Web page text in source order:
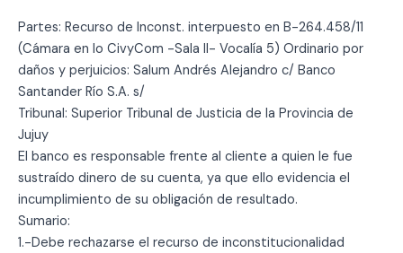
Partes: Recurso de Inconst. interpuesto en B-264.458/11
(Cámara en lo CivyCom -Sala II- Vocalía 5) Ordinario por
daños y perjuicios: Salum Andrés Alejandro c/ Banco
Santander Río S.A. s/
Tribunal: Superior Tribunal de Justicia de la Provincia de
Jujuy
El banco es responsable frente al cliente a quien le fue
sustraído dinero de su cuenta, ya que ello evidencia el
incumplimiento de su obligación de resultado.
Sumario:
1.-Debe rechazarse el recurso de inconstitucionalidad